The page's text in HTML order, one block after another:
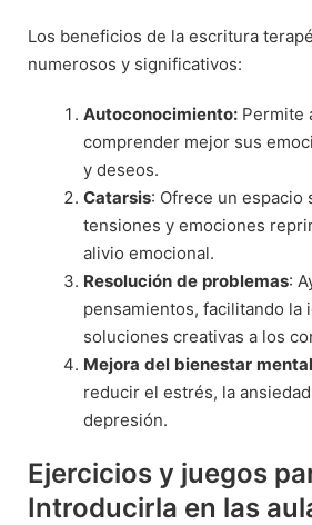
Los beneficios de la escritura
numerosos y significativos:
Autoconocimiento: Permite
comprender mejor sus
y deseos.
Catarsis: Ofrece un espacio
tensiones y emociones
alivio emocional.
Resolución de problemas:
pensamientos, facilitando la
soluciones creativas a los
Mejora del bienestar mental
reducir el estrés, la
depresión.
Ejercicios y juegos
Introducirla en las